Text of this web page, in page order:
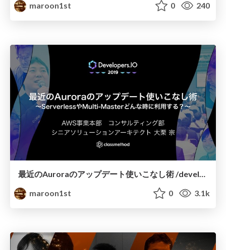
maroon1st
0 240
maroon1st
0 3.1k